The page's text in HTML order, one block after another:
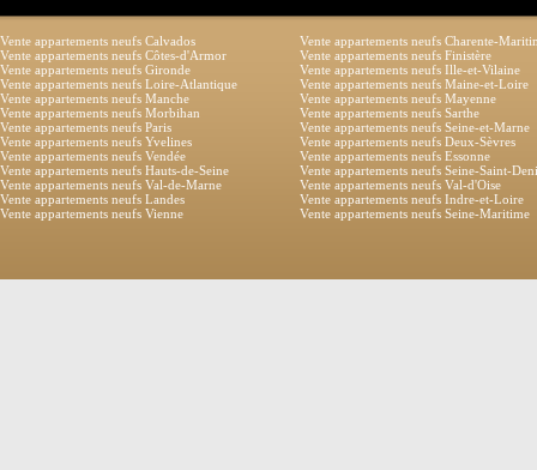
Vente appartements neufs Calvados
Vente appartements neufs Charente-
Vente appartements neufs Côtes-d'Armor
Vente appartements neufs Finistère
Vente appartements neufs Gironde
Vente appartements neufs Ille-et-Vilaine
Vente appartements neufs Loire-Atlantique
Vente appartements neufs Maine-et-Loire
Vente appartements neufs Manche
Vente appartements neufs Mayenne
Vente appartements neufs Morbihan
Vente appartements neufs Sarthe
Vente appartements neufs Paris
Vente appartements neufs Seine-et-Marne
Vente appartements neufs Yvelines
Vente appartements neufs Deux-Sèvres
Vente appartements neufs Vendée
Vente appartements neufs Essonne
Vente appartements neufs Hauts-de-Seine
Vente appartements neufs Seine-Saint-
Vente appartements neufs Val-de-Marne
Vente appartements neufs Val-d'Oise
Vente appartements neufs Landes
Vente appartements neufs Indre-et-Loire
Vente appartements neufs Vienne
Vente appartements neufs Seine-Maritime